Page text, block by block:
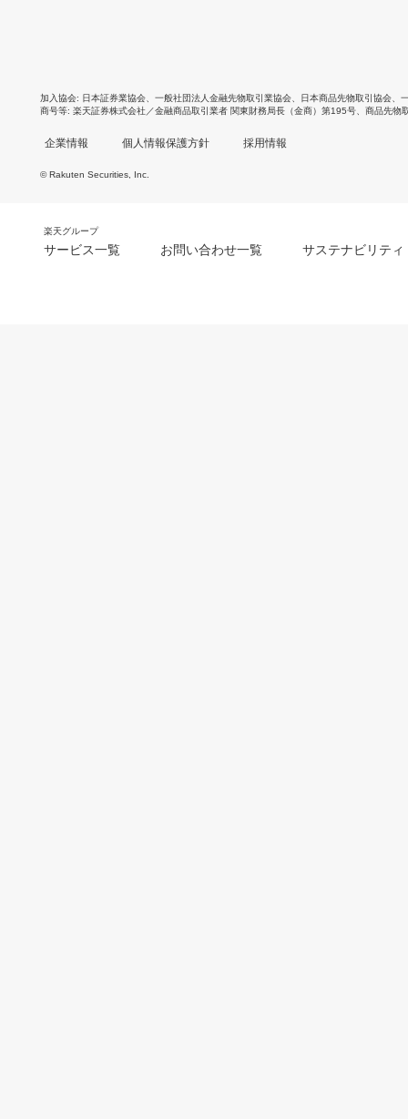
加入協会 日本証券業協会 一般社団法人金融先物取引業協会 日本商品先物取引協会
商号等 楽天証券株式会社／金融商品取引業者 関東財務局長（金商）第195号、商品先物
企業情報 個人情報保護方針 採用情報
© Rakuten Securities, Inc.
楽天グループ
サービス一覧 お問い合わせ一覧 サステナビリティ